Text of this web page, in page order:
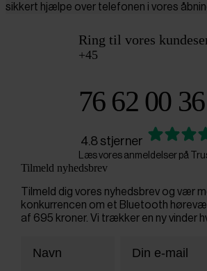
sikkert hjælpe over telefonen i vores
Ring til vores
+45
76 62 00 36
4.8 stjerner
Læs vores anmeldelser på
Tilmeld nyhedsbrev
Tilmeld dig vores nyhedsbrev og vær
konkurrencen om et Bluetooth
af 695 kroner. Vi trækker en ny vinder